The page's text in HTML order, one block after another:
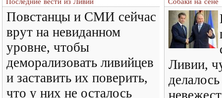
Повстанцы и СМИ сейчас
врут на невиданном
уровне, чтобы
деморализовать ливийцев
и заставить их поверить,
что у них не осталось
Ливии,